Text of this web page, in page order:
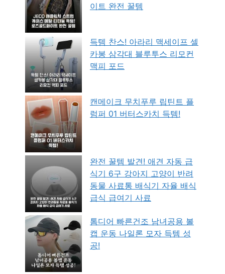
이트 완전 꿀템
득템 찬스! 아라리 맥세이프 셀
카봉 삼각대 블루투스 리모컨
맥피 포드
캔메이크 무치푸루 립틴트 플
럼퍼 01 버터스카치 득템!
완전 꿀템 발견! 애견 자동 급
식기 6구 강아지 고양이 반려
동물 사료통 배식기 자율 배식
급식 급여기 사료
톰디어 빠른건조 남녀공용 볼
캡 운동 나일론 모자 득템 성
공!